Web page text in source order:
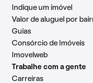
Indique um imóvel
Valor de aluguel por
Guias
Consórcio de Imóveis
Imovelweb
Trabalhe com a gente
Carreiras